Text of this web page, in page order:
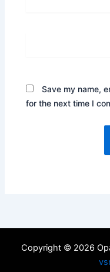
Save my name,
for the next time I
Copyright © 2026